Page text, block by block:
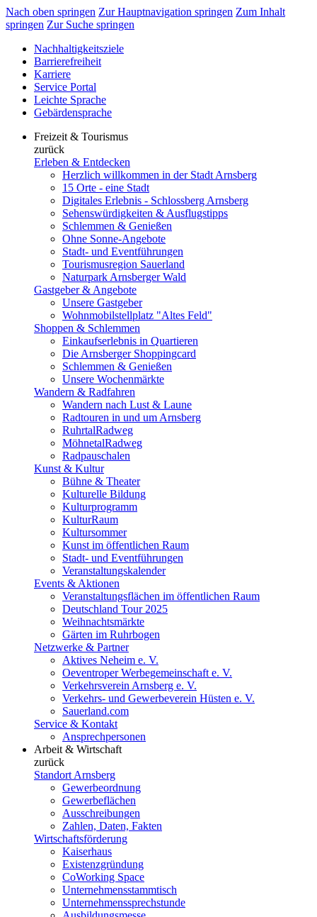
Nach oben springen Zur Hauptnavigation springen Zum Inhalt
springen Zur Suche springen
Nachhaltigkeitsziele
Barrierefreiheit
Karriere
Service Portal
Leichte Sprache
Gebärdensprache
Freizeit & Tourismus
zurück
Erleben & Entdecken
Herzlich willkommen in der Stadt Arnsberg
15 Orte - eine Stadt
Digitales Erlebnis - Schlossberg Arnsberg
Sehenswürdigkeiten & Ausflugstipps
Schlemmen & Genießen
Ohne Sonne-Angebote
Stadt- und Eventführungen
Tourismusregion Sauerland
Naturpark Arnsberger Wald
Gastgeber & Angebote
Unsere Gastgeber
Wohnmobilstellplatz "Altes Feld"
Shoppen & Schlemmen
Einkaufserlebnis in Quartieren
Die Arnsberger Shoppingcard
Schlemmen & Genießen
Unsere Wochenmärkte
Wandern & Radfahren
Wandern nach Lust & Laune
Radtouren in und um Arnsberg
RuhrtalRadweg
MöhnetalRadweg
Radpauschalen
Kunst & Kultur
Bühne & Theater
Kulturelle Bildung
Kulturprogramm
KulturRaum
Kultursommer
Kunst im öffentlichen Raum
Stadt- und Eventführungen
Veranstaltungskalender
Events & Aktionen
Veranstaltungsflächen im öffentlichen Raum
Deutschland Tour 2025
Weihnachtsmärkte
Gärten im Ruhrbogen
Netzwerke & Partner
Aktives Neheim e. V.
Oeventroper Werbegemeinschaft e. V.
Verkehrsverein Arnsberg e. V.
Verkehrs- und Gewerbeverein Hüsten e. V.
Sauerland.com
Service & Kontakt
Ansprechpersonen
Arbeit & Wirtschaft
zurück
Standort Arnsberg
Gewerbeordnung
Gewerbeflächen
Ausschreibungen
Zahlen, Daten, Fakten
Wirtschaftsförderung
Kaiserhaus
Existenzgründung
CoWorking Space
Unternehmensstammtisch
Unternehmenssprechstunde